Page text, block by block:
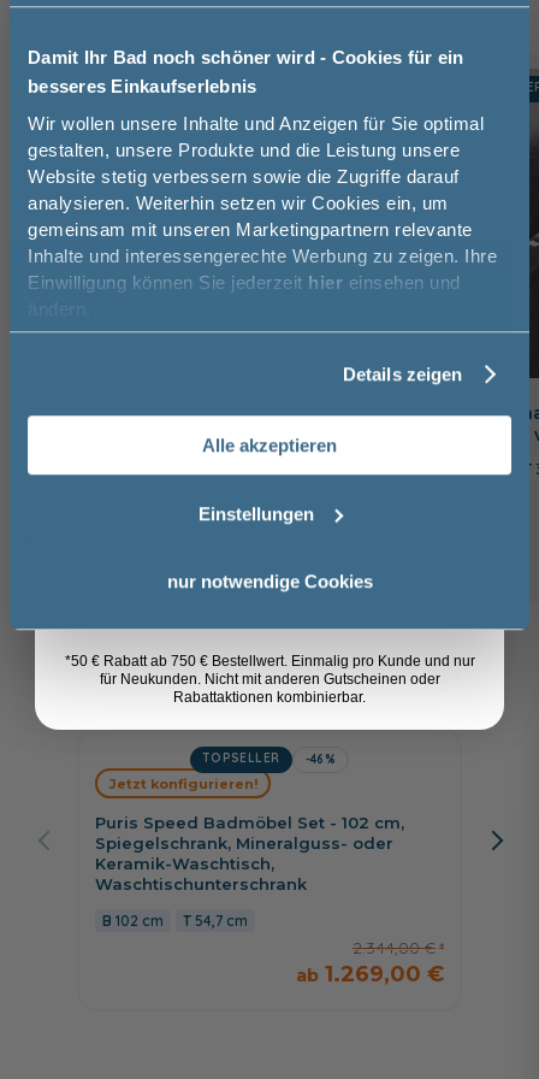
Damit Ihr Bad noch schöner wird - Cookies für ein
besseres Einkaufserlebnis
Wir wollen unsere Inhalte und Anzeigen für Sie optimal
gestalten, unsere Produkte und die Leistung unsere
Website stetig verbessern sowie die Zugriffe darauf
analysieren. Weiterhin setzen wir Cookies ein, um
gemeinsam mit unseren Marketingpartnern relevante
Inhalte und interessengerechte Werbung zu zeigen. Ihre
Einwilligung können Sie jederzeit hier einsehen und
ändern.
Details zeigen
Alle akzeptieren
Einstellungen
nur notwendige Cookies
TOPSELLER -24%
Pelipal Handtuchhalter zur
Korpusmontage, 1-armig
32,49 €
Puris
zweiarmig,
Kunden kauften auch 8
TOPSELLER -46%
Puris Speed Badmöbel Set - 102 cm,
Spiegelschrank, Mineralguss- oder
Keramik-Waschtisch,
Waschtischunterschrank
102 cm 54,7 cm
2.344,00 €
1.269,00 €
Jetzt konfigurieren!
Jetzt 50 € sparen!
Melde Sie sich hier zu unserem
Newsletter an und sparen Sie
50€* auf Ihre Bestellung!
Email
Anmelden
*50 € Rabatt ab 750 € Bestellwert. Einmalig pro Kunde und nur
für Neukunden. Nicht mit anderen Gutscheinen oder
Rabattaktionen kombinierbar.